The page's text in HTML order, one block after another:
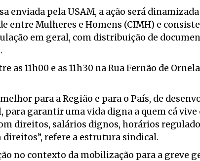
enviada pela USAM, a ação será
entre Mulheres e Homens (CIMH) e
em geral, com distribuição de
as 11h00 e as 11h30 na Rua Fernão de
para a Região e para o País, de
para garantir uma vida digna a quem cá vive
direitos, salários dignos, horários
refere a estrutura sindical.
no contexto da mobilização para a greve